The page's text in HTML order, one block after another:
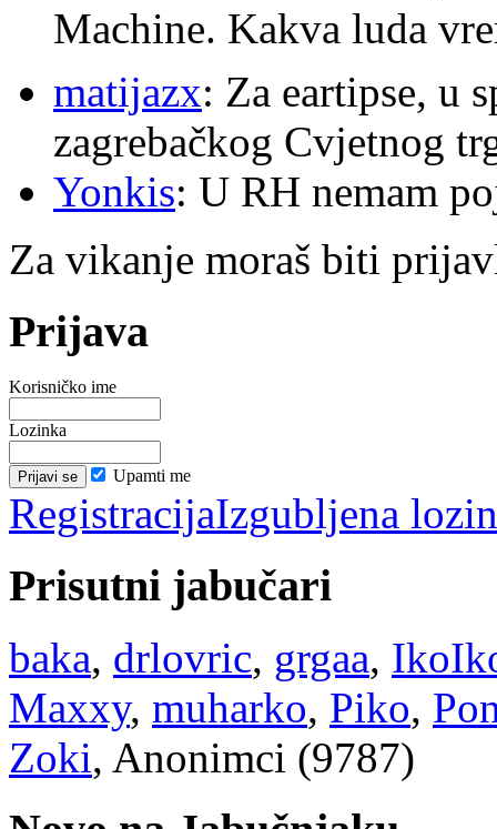
Machine. Kakva luda
matijazx: Za eartipse, u
zagrebačkog Cvjetnog
Yonkis: U RH nemam
Za vikanje moraš biti
Prijava
Korisničko ime
Lozinka
Upamti me
RegistracijaIzgubljena
Prisutni jabučari
baka, drlovric, grgaa,
Maxxy, muharko, Piko,
Zoki, Anonimci (9787)